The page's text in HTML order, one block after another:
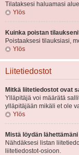
Tilataksesi haluamasi
Ylös
Kuinka poistan
Poistaaksesi tilauksiasi,
Ylös
Liitetiedostot
Mitkä liitetiedostot ovat
Ylläpitäjä voi määrätä
ylläpitäjään mikäli et ole
Ylös
Mistä löydän
Nähdäksesi listan
liitetiedostot-osioon.